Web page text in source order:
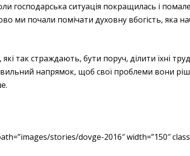
господарська ситуація покращилась і
ми почали помічати духовну вбогість, яка
так страждають, бути поруч, ділити їхні
напрямок, щоб свої проблеми вони
stories/dovge-2016″ width=”150″